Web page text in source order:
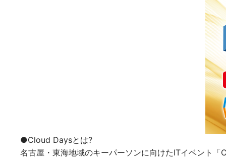
●Cloud Daysとは?
名古屋・東海地域のキーパーソンに向けたITイベント